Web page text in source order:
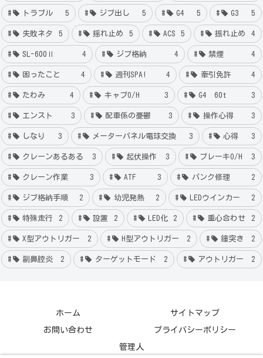
トラブル 5 ジブ出し 5 G4 5 G3 5
失敗ネタ 5 揺れ止め 5 ACS 5 振れ止め 4
SL-600Ⅱ 4 ジブ格納 4 禁煙 4
困ったこと 4 週刊SPA! 4 牽引免許 4
たわみ 4 キャブO/H 3 G4 60t 3
エンスト 3 配車係の憂鬱 3 操作心得 3
しなり 3 メーターパネル電球交換 3 心得 3
クレーンあるある 3 起伏操作 3 ブレーキO/H 3
クレーン作業 3 ATF 3 パンク修理 2
ジブ格納手順 2 幼児発熱 2 LEDウインカー 2
特殊走行 2 設置 2 LED化 2 重心合わせ 2
X型アウトリガー 2 H型アウトリガー 2 鐘突き 2
副鼻腔炎 2 ターゲットモード 2 アウトリガー 2
ホーム サイトマップ
お問い合わせ プライバシーポリシー
管理人